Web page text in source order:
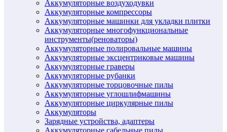
Аккумуляторные воздуходувки
Аккумуляторные компрессоры
Аккумуляторные машинки для укладки плитки
Аккумуляторные многофункциональные
инструменты(реноваторы)
Аккумуляторные полировальные машины
Аккумуляторные эксцентриковые машины
Аккумуляторные граверы
Аккумуляторные рубанки
Аккумуляторные торцовочные пилы
Аккумуляторные углошлифмашины
Аккумуляторные циркулярные пилы
Аккумуляторы
Зарядные устройства, адаптеры